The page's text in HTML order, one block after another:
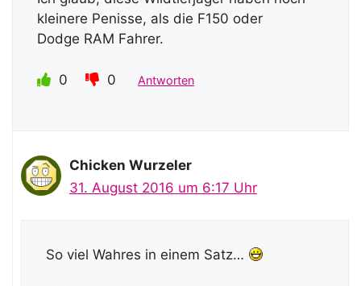
kleinere Penisse, als die F150 oder
Dodge RAM Fahrer.
0 0 Antworten
Chicken Wurzeler
31. August 2016 um 6:17 Uhr
So viel Wahres in einem Satz…